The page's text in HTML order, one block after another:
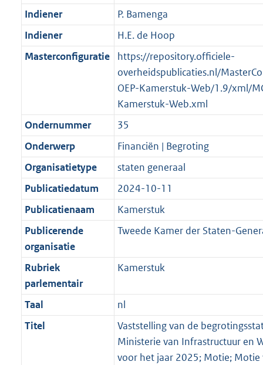
Indiener
P. Bamenga
Indiener
H.E. de Hoop
Masterconfiguratie
https://repository.officiele-
overheidspublicaties.nl/
OEP-Kamerstuk-Web/1.9/xml/
Kamerstuk-Web.xml
Ondernummer
35
Onderwerp
Financiën | Begroting
Organisatietype
staten generaal
Publicatiedatum
2024-10-11
Publicatienaam
Kamerstuk
Publicerende
organisatie
Tweede Kamer der Staten-
Rubriek
parlementair
Kamerstuk
Taal
nl
Titel
Vaststelling van de
Ministerie van Infrastructuur en
voor het jaar 2025; Motie; Motie